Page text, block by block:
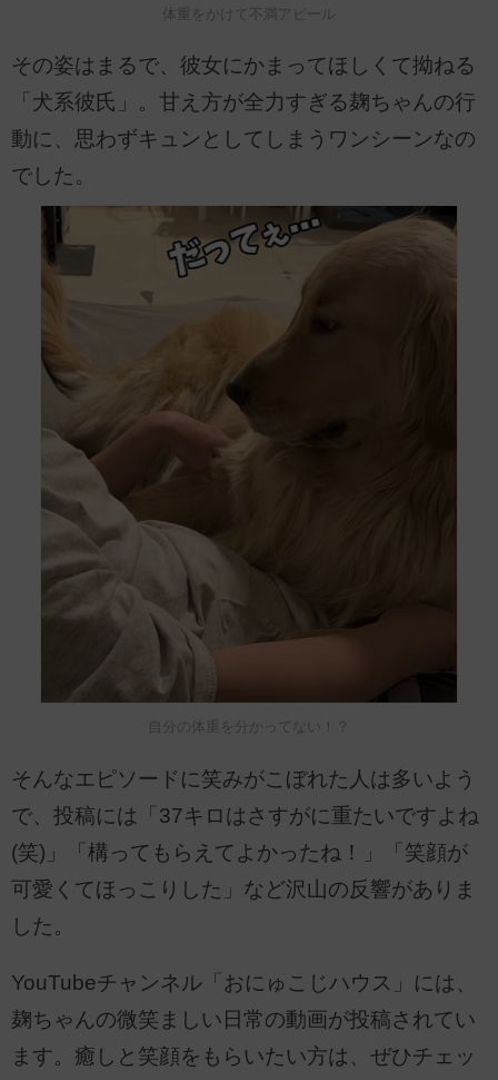
体重をかけて不満アピール
その姿はまるで、彼女にかまってほしくて拗ねる
「犬系彼氏」。甘え方が全力すぎる麹ちゃんの行
動に、思わずキュンとしてしまうワンシーンなの
でした。
自分の体重を分かってない！？
そんなエピソードに笑みがこぼれた人は多いよう
で、投稿には「37キロはさすがに重たいですよね
(笑)」「構ってもらえてよかったね！」「笑顔が
可愛くてほっこりした」など沢山の反響がありま
した。
YouTubeチャンネル「おにゅこじハウス」には、
麹ちゃんの微笑ましい日常の動画が投稿されてい
ます。癒しと笑顔をもらいたい方は、ぜひチェッ